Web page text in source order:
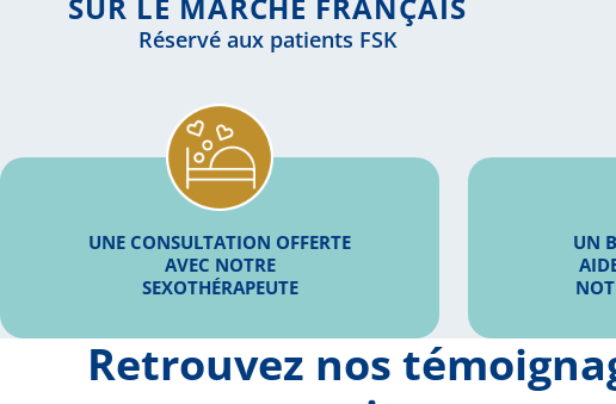
SUR LE MARCHÉ FRANÇAIS
Réservé aux patients FSK
UNE CONSULTATION OFFERTE
AVEC NOTRE
SEXOTHÉRAPEUTE
UN
Retrouvez nos